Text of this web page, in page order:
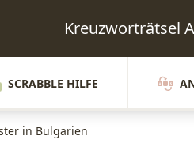
Kreuzworträtsel
SCRABBLE HILFE
in Bulgarien